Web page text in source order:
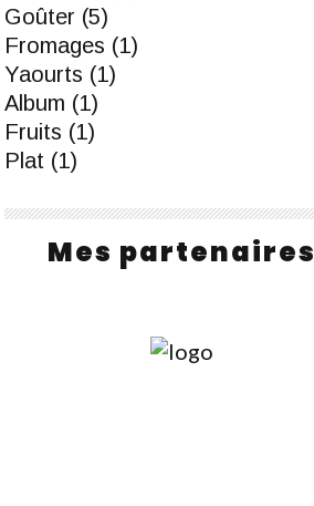
Goûter (5)
Fromages (1)
Yaourts (1)
Album (1)
Fruits (1)
Plat (1)
Mes partenaires